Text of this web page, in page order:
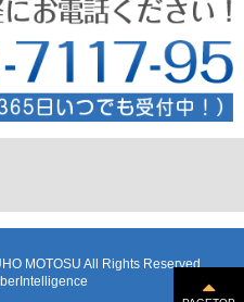
MOTOSU All Rights Reserved.